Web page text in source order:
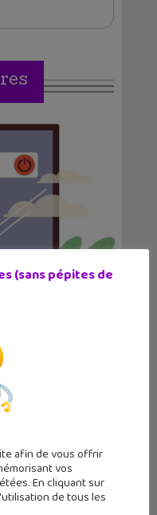
la sobriété
(sans pépites de
afin de vous offrir
vos
En cliquant sur
de tous les